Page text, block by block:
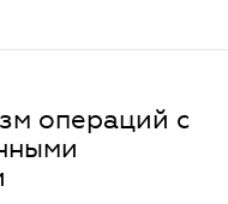
операций с